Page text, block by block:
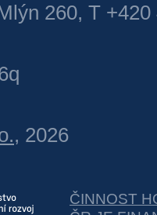
260, T +420
, 2026
ČINNOST